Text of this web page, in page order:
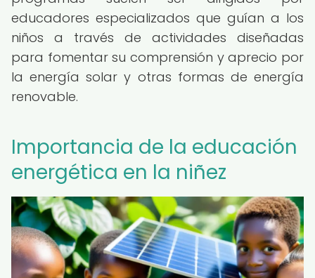
educadores especializados que guían a los
niños a través de actividades diseñadas
para fomentar su comprensión y aprecio por
la energía solar y otras formas de energía
renovable.
Importancia de la educación
energética en la niñez